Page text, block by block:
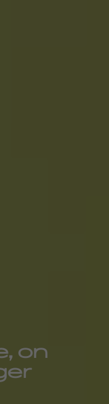
on